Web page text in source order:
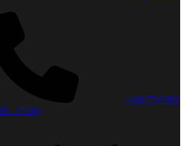
+420 734 592
- 17:00)